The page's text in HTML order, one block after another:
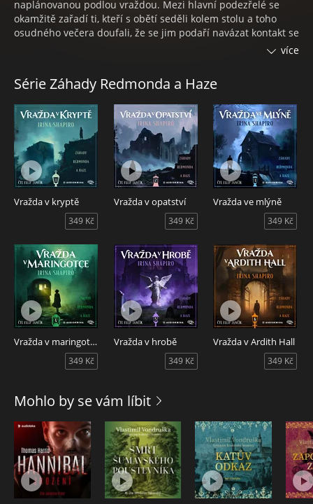
naplánovanou podlou vraždou. Mezi hlavní podezřelé se
okamžitě zařadí ti, kteří s obětí seděli kolem stolu a toho
osudného večera doufali, že se jim podaří navázat kontakt se
zesnulými blízkými. Jednou z nich je k velkému údivu pana
motiv, tedy klíč k celé záhadě, je stále v nedohlednu.
Jak se Daniel vypořádá s nepříjemnou situací, kdy musí
podezřívat i svou nejbližší? Zvládne – i přes svůj střet zájmů
– ve spolupráci s Jasonem při komplikovaném pátrání
odhalit totožnost vraha a dopadnout ho? Redmonda a Haze
čeká další zapeklitý případ.
Audiokniha Vražda v Ardith Hall, autorka Irina Shapiro, čte
Filip Jančík.
více
Série Záhady Redmonda a Haze
Vražda v kryptě
349 Kč
Vražda v opatství
349 Kč
Vražda ve mlýně
349 Kč
Vražda v maringotce
349 Kč
Vražda v hrobě
349 Kč
Vražda v Ardith Hall
349 Kč
Mohlo by se vám líbit